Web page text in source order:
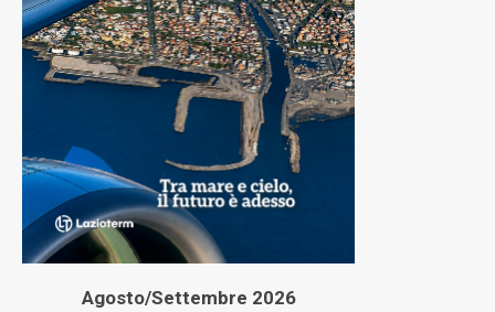
Agosto/Settembre 2026